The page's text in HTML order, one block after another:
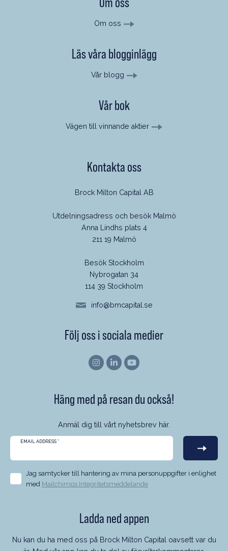
Om oss
Läs våra blogginlägg
Vår blogg
Vår bok
Vägen till vinnande aktier
Kontakta oss
Brock Milton Capital AB
Utdelningsadress och besök Malmö
Anna Lindhs plats 4
211 19 Malmö
Besök Stockholm
Nybrogatan 34
114 39 Stockholm
info@bmcapital.se
Följ oss i sociala medier
Häng med på resan du också!
Anmäl dig till vårt nyhetsbrev här.
EMAIL ADDRESS *
Jag samtycker till hantering av mina personuppgifter i enlighet
med Mailchimps Integritetsmeddelande
Ladda ned appen
Nu kan du ha med oss på Brock Milton Capital oavsett var du